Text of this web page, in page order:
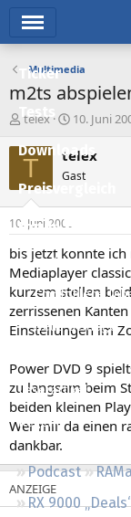
Ticker
Tests
Downloads
Preisvergleich
Forum
Aktuelles
Empfohlene
Neue Beiträge
Leserartikel
Regeln
Podcast
RX 9000
Multimedia
m2ts
E
s
e
e
r
telex
E
s
e
t
a
10. Juni
T telex
Gast
10. Juni 2009
bis jetzt konnte
Mediaplayer
kurzem stellen
zerrissenen
Einstellungen im
Power DVD 9
zu langsam beim
beiden kleinen
Wer mir da einen
dankbar.